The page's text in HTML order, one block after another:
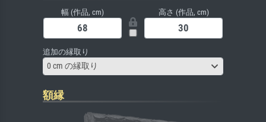
幅 (作品, cm) 高さ (作品, cm)
追加の縁取り
0 cm の縁取り
額縁